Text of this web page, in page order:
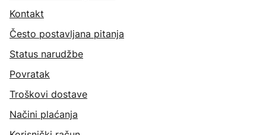
Kontakt
Često postavljana pitanja
Status narudžbe
Povratak
Troškovi dostave
Načini plaćanja